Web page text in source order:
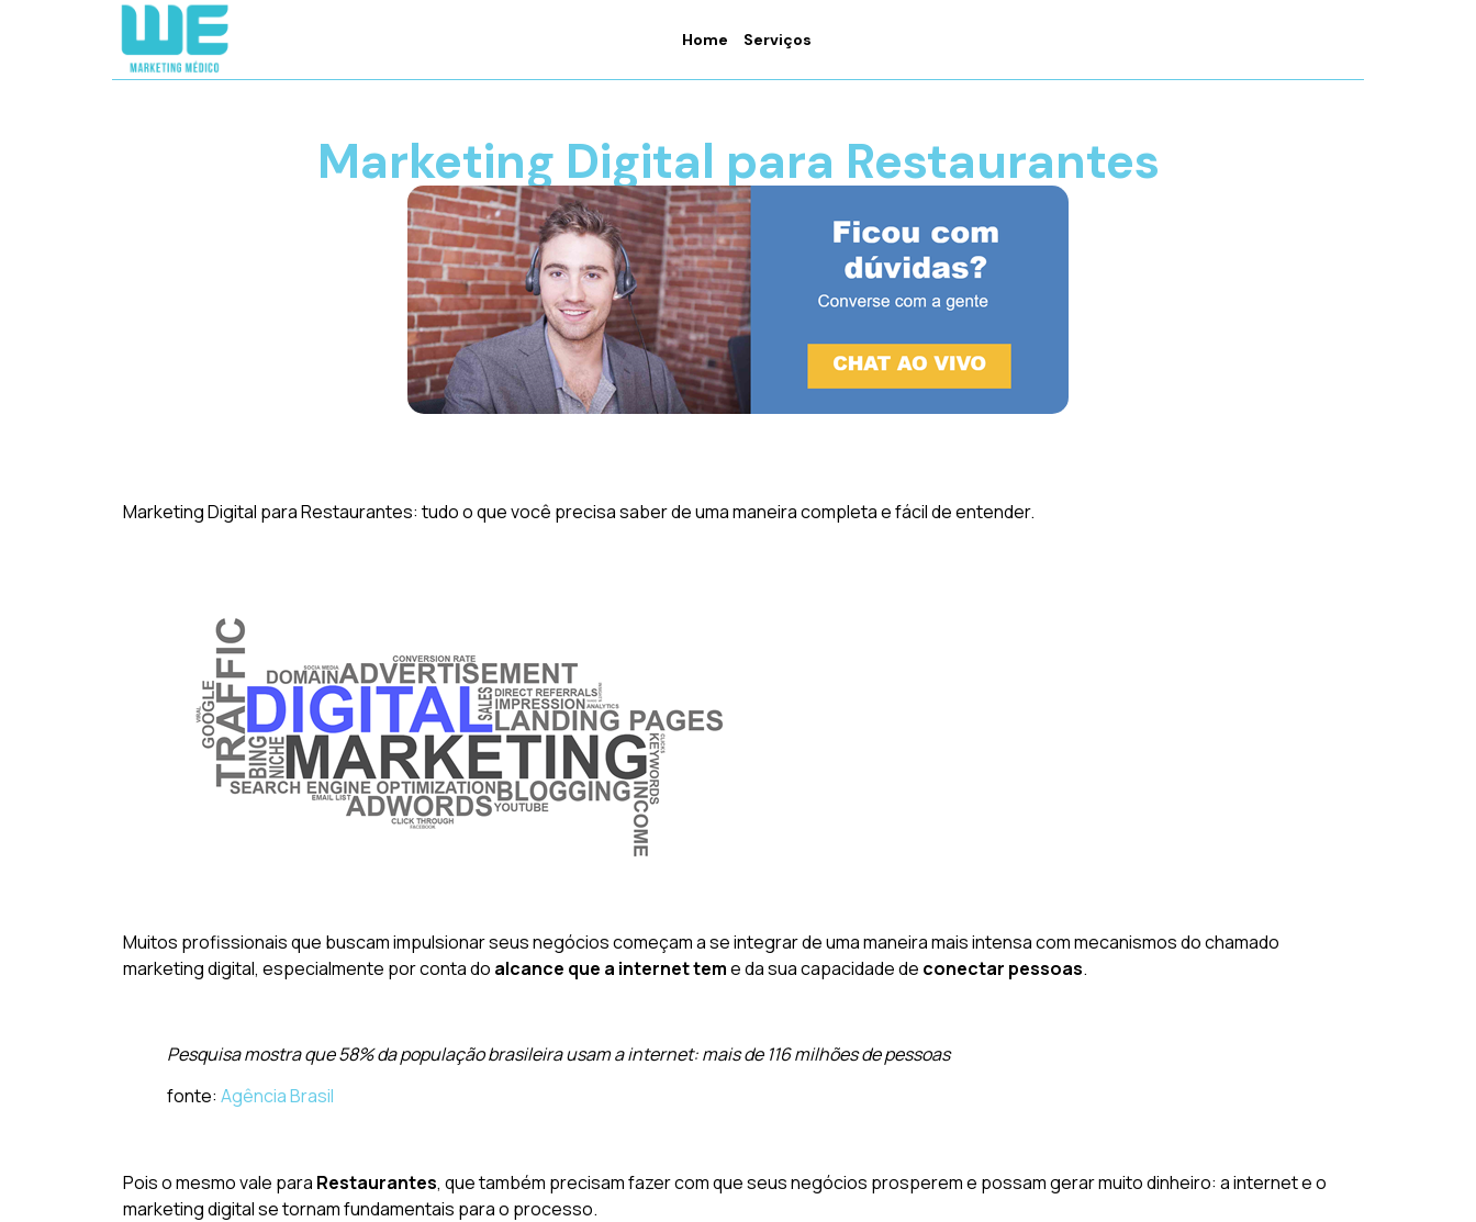
Home Serviços
Marketing Digital para Restaurantes
Marketing Digital para Restaurantes: tudo o que você precisa saber de uma maneira completa e fácil de entender.
Muitos profissionais que buscam impulsionar seus negócios começam a se integrar de uma maneira mais intensa com mecanismos do chamado
marketing digital, especialmente por conta do alcance que a internet teme da sua capacidade de conectar pessoas.
Pesquisa mostra que 58% da população brasileira usam a internet: mais de 116 milhões de pessoas
fonte: Agência Brasil
Pois o mesmo vale para Restaurantes, que também precisam fazer com que seus negócios prosperem e possam gerar muito dinheiro: a internet e o
marketing digital se tornam fundamentais para o processo.